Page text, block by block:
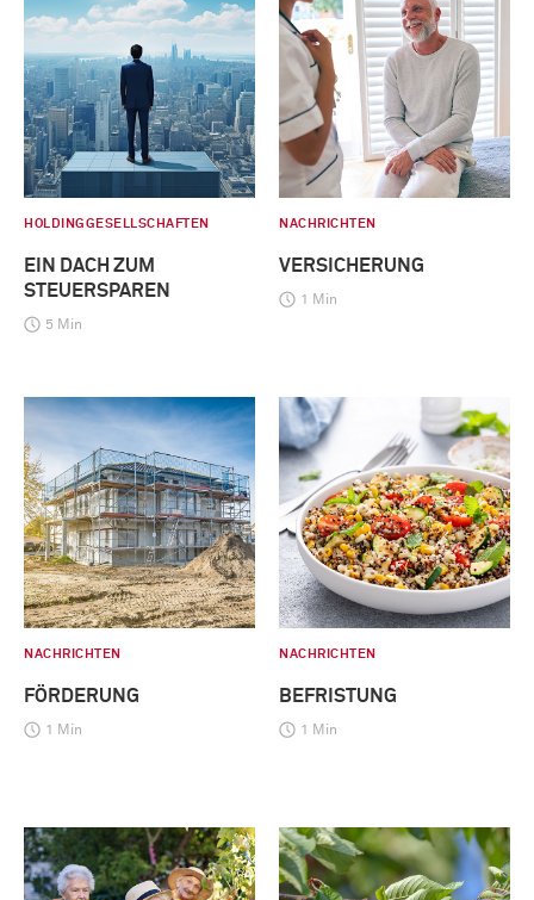
HOLDINGGESELLSCHAFTEN
EIN DACH ZUM
STEUERSPAREN
5 Min
NACHRICHTEN
VERSICHERUNG
1 Min
NACHRICHTEN
FÖRDERUNG
1 Min
NACHRICHTEN
BEFRISTUNG
1 Min